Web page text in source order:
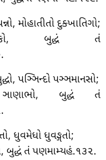
મોહાતીતો દુક્ખાતિગો;
બુદ્ધં તં
પઞ્ઞિન્દો પઞ્ઞમાનસો;
બુદ્ધં તં
ધુવમેધો ધુવઙ્ગતો;
બુદ્ધં તં પણમામ્યહં.૧૩૨.